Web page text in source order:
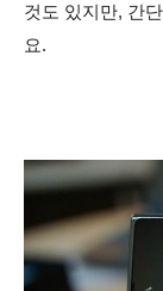
것도 있지만, 간
요.